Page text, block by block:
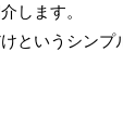
します。
というシンプ